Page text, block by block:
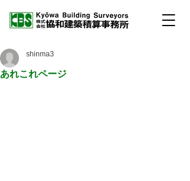
あれこれページ
shinma3